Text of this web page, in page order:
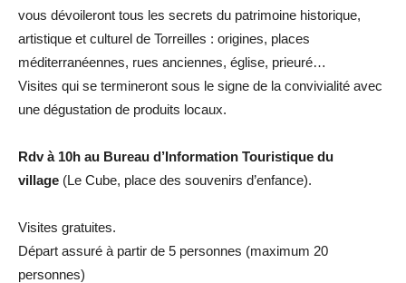
vous dévoileront tous les secrets du patrimoine historique,
artistique et culturel de Torreilles : origines, places
méditerranéennes, rues anciennes, église, prieuré…
Visites qui se termineront sous le signe de la convivialité avec
une dégustation de produits locaux.
Rdv à 10h au Bureau d’Information Touristique du
village (Le Cube, place des souvenirs d’enfance).
Visites gratuites.
Départ assuré à partir de 5 personnes (maximum 20
personnes)